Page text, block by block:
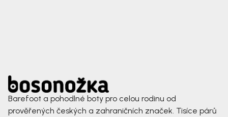
Barefoot a pohodlné boty pro celou rodinu od
prověřených českých a zahraničních značek. Tisíce párů